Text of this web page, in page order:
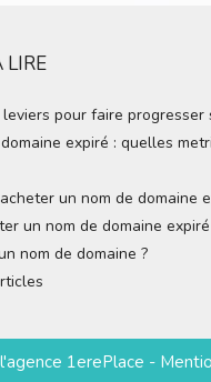
LIRE
pour faire progresser
expiré : quelles
un nom de domaine
un nom de domaine
nom de domaine ?
1erePlace -